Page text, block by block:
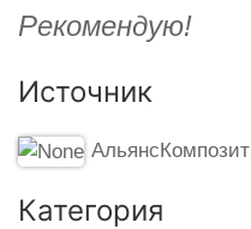
Рекомендую!
Источник
АльянсКомпозит
Категория